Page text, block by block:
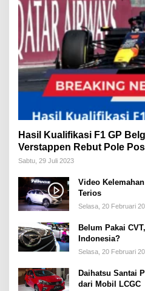
Hasil Kualifikasi F1 GP
Verstappen Rebut Pole
Sabtu, 29 Juli 2023
Video
Terios
Selasa, 20 Februari
Belum Pakai
Indonesia?
Selasa, 20 Februari
Daihatsu Santai
dari Mobil LCGC